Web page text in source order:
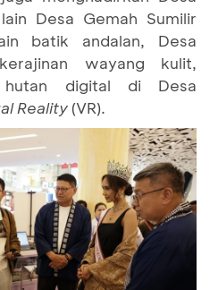
Desa Gemah Sumilir
batik andalan, Desa
wayang kulit,
hutan digital di Desa
Reality(VR).